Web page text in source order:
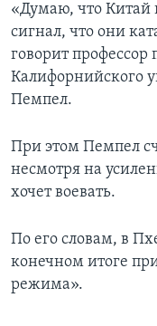
«Думаю, что Китай
сигнал, что они
говорит профессор
Калифорнийского
Пемпел.
При этом Пемпел
несмотря на
хочет воевать.
По его словам, в
конечном итоге
режима».